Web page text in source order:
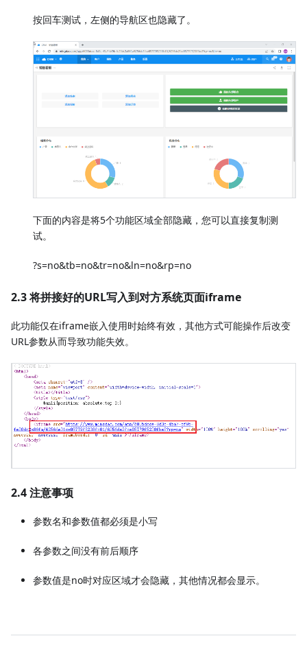
按回车测试，左侧的导航区也隐藏了。
下面的内容是将5个功能区域全部隐藏，您可以直接复制测
试。
?s=no&tb=no&tr=no&ln=no&rp=no
2.3 将拼接好的URL写入到对方系统页面iframe
此功能仅在iframe嵌入使用时始终有效，其他方式可能操作后改变
URL参数从而导致功能失效。
2.4 注意事项
参数名和参数值都必须是小写
各参数之间没有前后顺序
参数值是no时对应区域才会隐藏，其他情况都会显示。